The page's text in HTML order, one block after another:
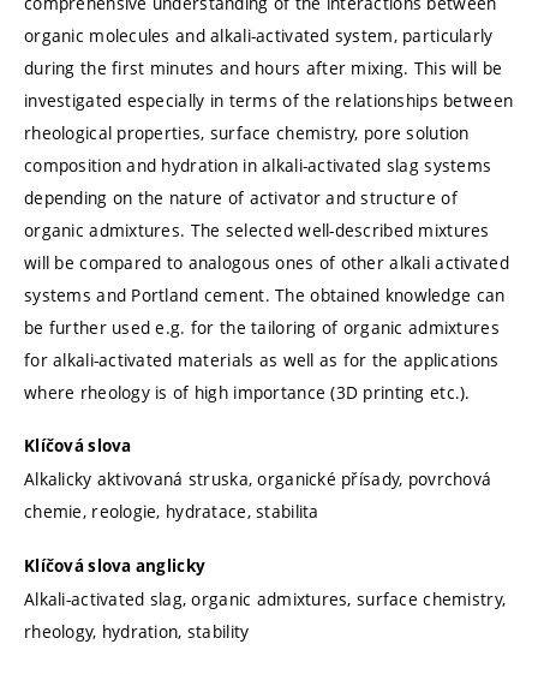
organic molecules and alkali-activated system, particularly
during the first minutes and hours after mixing. This will be
investigated especially in terms of the relationships between
rheological properties, surface chemistry, pore solution
composition and hydration in alkali-activated slag systems
depending on the nature of activator and structure of
organic admixtures. The selected well-described mixtures
will be compared to analogous ones of other alkali activated
systems and Portland cement. The obtained knowledge can
be further used e.g. for the tailoring of organic admixtures
for alkali-activated materials as well as for the applications
where rheology is of high importance (3D printing etc.).
Klíčová slova
Alkalicky aktivovaná struska, organické přísady, povrchová
chemie, reologie, hydratace, stabilita
Klíčová slova anglicky
Alkali-activated slag, organic admixtures, surface chemistry,
rheology, hydration, stability